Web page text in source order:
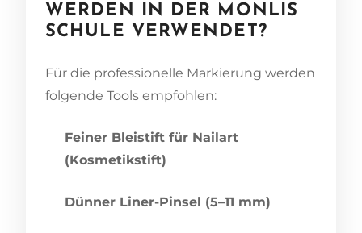
WERDEN IN DER MONLIS
SCHULE VERWENDET?
Für die professionelle Markierung werden
folgende Tools empfohlen:
Feiner Bleistift für Nailart
(Kosmetikstift)
Dünner Liner-Pinsel (5–11 mm)